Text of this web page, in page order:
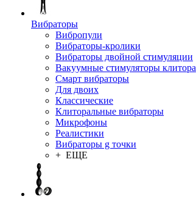
Вибраторы
Вибропули
Вибраторы-кролики
Вибраторы двойной стимуляции
Вакуумные стимуляторы клитора
Смарт вибраторы
Для двоих
Классические
Клиторальные вибраторы
Микрофоны
Реалистики
Вибраторы g точки
+ ЕЩЕ